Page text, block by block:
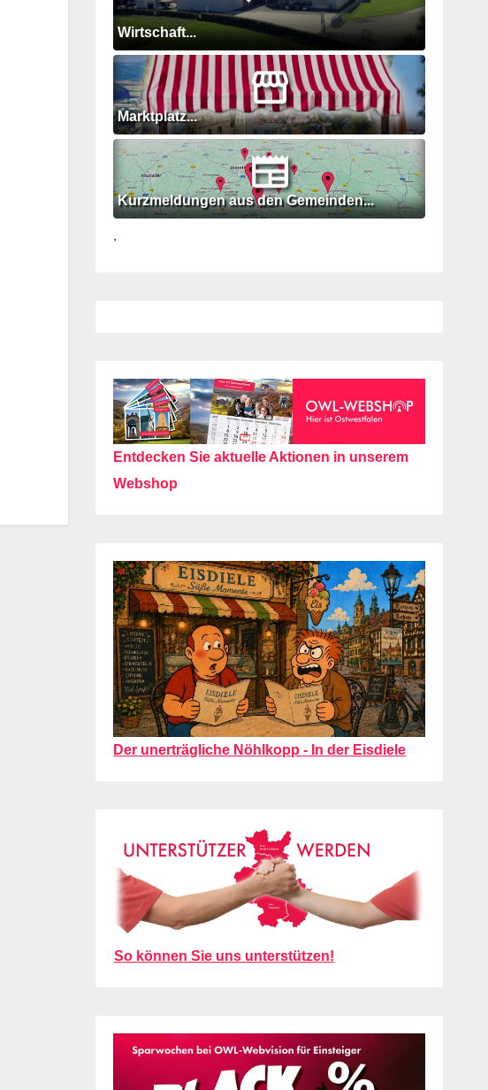
Wirtschaft...
Marktplatz...
Kurzmeldungen aus den Gemeinden...
.
Entdecken Sie aktuelle Aktionen in unserem
Webshop
Der unerträgliche Nöhlkopp - In der Eisdiele
So können Sie uns unterstützen!